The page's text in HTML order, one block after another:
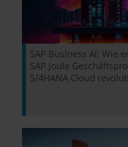
SAP Business AI: Wie
SAP Joule
S/4HANA Cloud